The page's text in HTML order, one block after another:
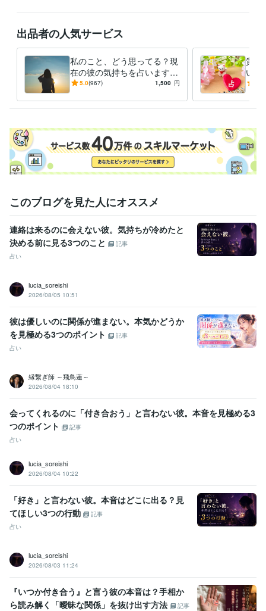
土曜日
日曜日
祝日
（シングルマザーです(*'ω'*)
土日祝日は息子を優先するため、鑑定結果のお届けまで、お時間かかり
ます。ご了承ください☘️）
経験職種
魔法のiランド【＃この瞬間は私だけのもの　日常部門】
得意分野
占い 質問①つ⭐タロット占い チャット鑑定30分
恋愛 相手の気持ち 片想い 両想い 不倫 タロット 仕事
転職
出品者の人気サービス
私のこと、どう思ってる？現
在の彼の気持ちを占います
透視タロット♡彼の気持ち♡
り？
5.0(967) 1,500 円
質問
い
な恋
このブログを見た人にオススメ
連絡は来るのに会えない彼。気持ちが冷めたと
決める前に見る3つのこと
記事
占い
lucia_soreishi
2026/08/05 10:51
彼は優しいのに関係が進まない。本気かどうか
を見極める3つのポイント
記事
占い
縁繋ぎ師 ～飛鳥蓮～
2026/08/04 18:10
会ってくれるのに「付き合おう」と言わない彼。本音を見極める3
つのポイント
記事
占い
lucia_soreishi
2026/08/04 10:22
「好き」と言わない彼。本音はどこに出る？見
てほしい3つの行動
記事
占い
lucia_soreishi
2026/08/03 11:24
『いつか付き合う』と言う彼の本音は？手相か
ら読み解く「曖昧な関係」を抜け出す方法
記事